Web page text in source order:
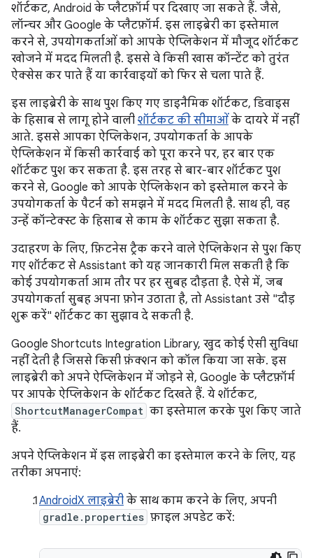
शॉर्टकट, Android के प्लैटफ़ॉर्म पर दिखाए जा सकते हैं. जैसे,
लॉन्चर और Google के प्लैटफ़ॉर्म. इस लाइब्रेरी का इस्तेमाल
करने से, उपयोगकर्ताओं को आपके ऐप्लिकेशन में मौजूद शॉर्टकट
खोजने में मदद मिलती है. इससे वे किसी खास कॉन्टेंट को तुरंत
ऐक्सेस कर पाते हैं या कार्रवाइयों को फिर से चला पाते हैं.
इस लाइब्रेरी के साथ पुश किए गए डाइनैमिक शॉर्टकट, डिवाइस
के हिसाब से लागू होने वाली शॉर्टकट की सीमाओं के दायरे में नहीं
आते. इससे आपका ऐप्लिकेशन, उपयोगकर्ता के आपके
ऐप्लिकेशन में किसी कार्रवाई को पूरा करने पर, हर बार एक
शॉर्टकट पुश कर सकता है. इस तरह से बार-बार शॉर्टकट पुश
करने से, Google को आपके ऐप्लिकेशन को इस्तेमाल करने के
उपयोगकर्ता के पैटर्न को समझने में मदद मिलती है. साथ ही, वह
उन्हें कॉन्टेक्स्ट के हिसाब से काम के शॉर्टकट सुझा सकता है.
उदाहरण के लिए, फ़िटनेस ट्रैक करने वाले ऐप्लिकेशन से पुश किए
गए शॉर्टकट से Assistant को यह जानकारी मिल सकती है कि
कोई उपयोगकर्ता आम तौर पर हर सुबह दौड़ता है. ऐसे में, जब
उपयोगकर्ता सुबह अपना फ़ोन उठाता है, तो Assistant उसे "दौड़
शुरू करें" शॉर्टकट का सुझाव दे सकती है.
Google Shortcuts Integration Library, खुद कोई ऐसी सुविधा
नहीं देती है जिससे किसी फ़ंक्शन को कॉल किया जा सके. इस
लाइब्रेरी को अपने ऐप्लिकेशन में जोड़ने से, Google के प्लैटफ़ॉर्म
पर आपके ऐप्लिकेशन के शॉर्टकट दिखते हैं. ये शॉर्टकट,
ShortcutManagerCompat का इस्तेमाल करके पुश किए जाते
हैं.
अपने ऐप्लिकेशन में इस लाइब्रेरी का इस्तेमाल करने के लिए, यह
तरीका अपनाएं:
AndroidX लाइब्रेरी के साथ काम करने के लिए, अपनी
gradle.properties फ़ाइल अपडेट करें: